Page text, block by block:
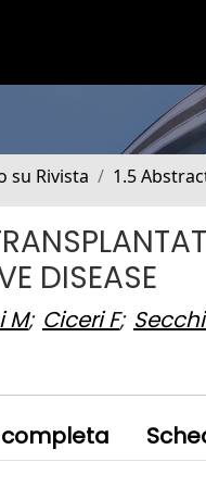
su Rivista 1.5
DISEASE
M; Ciceri F;